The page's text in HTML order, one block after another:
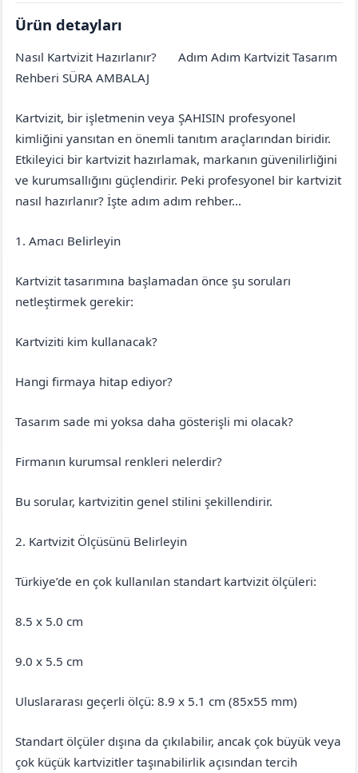
Ürün detayları
Nasıl Kartvizit Hazırlanır?
Adım Adım Kartvizit Tasarım
Rehberi SÜRA AMBALAJ
Kartvizit, bir işletmenin veya ŞAHISIN profesyonel
kimliğini yansıtan en önemli tanıtım araçlarından biridir.
Etkileyici bir kartvizit hazırlamak, markanın güvenilirliğini
ve kurumsallığını güçlendirir. Peki profesyonel bir kartvizit
nasıl hazırlanır? İşte adım adım rehber…
1. Amacı Belirleyin
Kartvizit tasarımına başlamadan önce şu soruları
netleştirmek gerekir:
Kartviziti kim kullanacak?
Hangi firmaya hitap ediyor?
Tasarım sade mi yoksa daha gösterişli mi olacak?
Firmanın kurumsal renkleri nelerdir?
Bu sorular, kartvizitin genel stilini şekillendirir.
2. Kartvizit Ölçüsünü Belirleyin
Türkiye’de en çok kullanılan standart kartvizit ölçüleri:
8.5 x 5.0 cm
9.0 x 5.5 cm
Uluslararası geçerli ölçü: 8.9 x 5.1 cm (85x55 mm)
Standart ölçüler dışına da çıkılabilir, ancak çok büyük veya
çok küçük kartvizitler taşınabilirlik açısından tercih